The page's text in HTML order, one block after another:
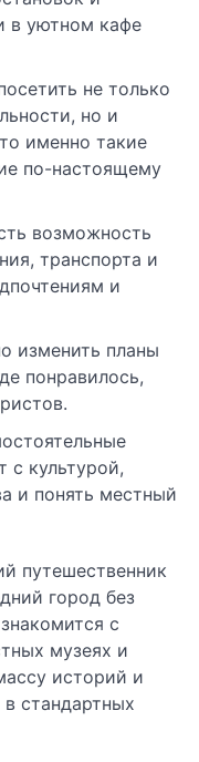
в уютном кафе
не только
но и
именно такие
по-настоящему
возможность
транспорта и
и
изменить планы
понравилось,
с культурой,
и понять местный
путешественник
город без
с
музеях и
историй и
стандартных